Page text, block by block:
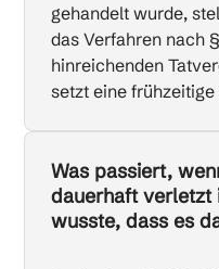
gehandelt wurde,
das Verfahren nach
hinreichenden
setzt eine
Was passiert,
dauerhaft verletzt
wusste, dass es